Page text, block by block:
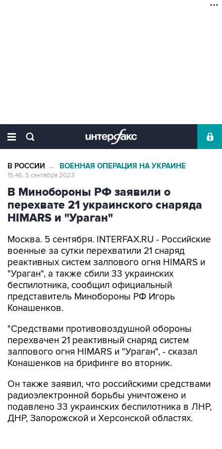
В РОССИИ → ВОЕННАЯ ОПЕРАЦИЯ НА УКРАИНЕ
15:46, 5 сентября 2023
В Минобороны РФ заявили о
перехвате 21 украинского снаряда
HIMARS и "Ураган"
Москва. 5 сентября. INTERFAX.RU - Российские
военные за сутки перехватили 21 снаряд
реактивных систем залпового огня HIMARS и
"Ураган", а также сбили 33 украинских
беспилотника, сообщил официальный
представитель Минобороны РФ Игорь
Конашенков.
"Средствами противовоздушной обороны
перехвачен 21 реактивный снаряд систем
залпового огня HIMARS и "Ураган", - сказал
Конашенков на брифинге во вторник.
Он также заявил, что российскими средствами
радиоэлектронной борьбы уничтожено и
подавлено 33 украинских беспилотника в ЛНР,
ДНР, Запорожской и Херсонской областях.